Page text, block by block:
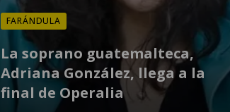
FARÁNDULA
La soprano guatemalteca,
Adriana González, llega a la
final de Operalia